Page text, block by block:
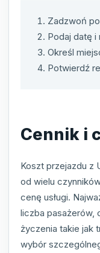
Zadzwoń
Podaj datę i
Określ
Potwierdź
Cennik i
Koszt przejazdu z
od wielu
cenę usługi.
liczba pasażerów,
życzenia takie jak
wybór